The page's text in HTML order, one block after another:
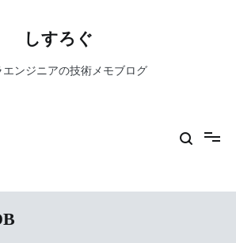
しすろぐ
エンジニアの技術メモブログ